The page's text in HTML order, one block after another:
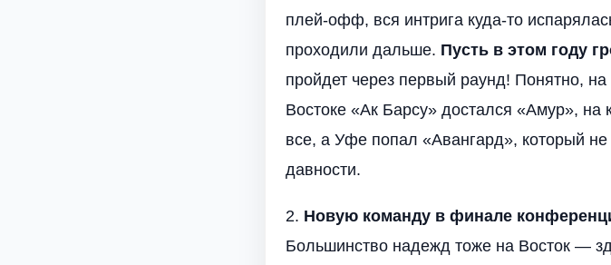
плей-офф, вся интрига куда-то
проходили дальше. Пусть в этом году
пройдет через первый раунд! Понятно,
Востоке «Ак Барсу» достался «Амур»,
все, а Уфе попал «Авангард», который
давности.
2. Новую команду в финале
Большинство надежд тоже на Восток —